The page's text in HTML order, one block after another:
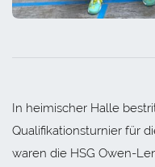
In heimischer Halle
Qualifikationsturnier für
waren die HSG Owen-